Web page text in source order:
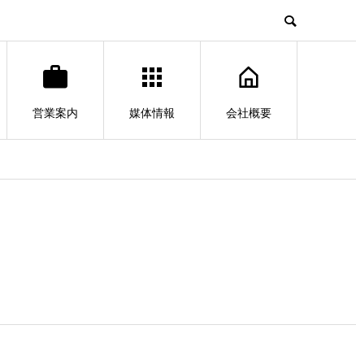
営業案内 媒体情報 会社概要